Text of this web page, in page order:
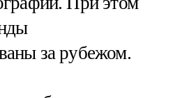
за рубежом.